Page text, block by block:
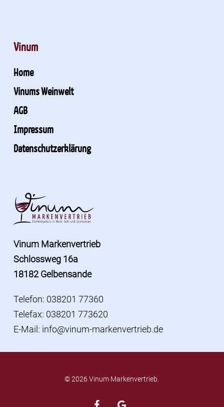
Vinum
Home
Vinums Weinwelt
AGB
Impressum
Datenschutzerklärung
Vinum Markenvertrieb
Schlossweg 16a
18182 Gelbensande
Telefon: 038201 77360
Telefax: 038201 773620
E-Mail: info@vinum-markenvertrieb.de
© 2026 Vinum Markenvertrieb.
facebookgoogle-